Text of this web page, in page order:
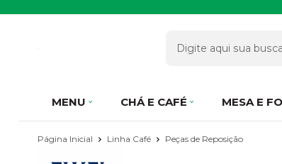
MENU CHÁ E CAFÉ MESA E
Página Inicial Linha Café Peças de Reposição